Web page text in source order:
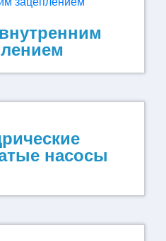
насосы